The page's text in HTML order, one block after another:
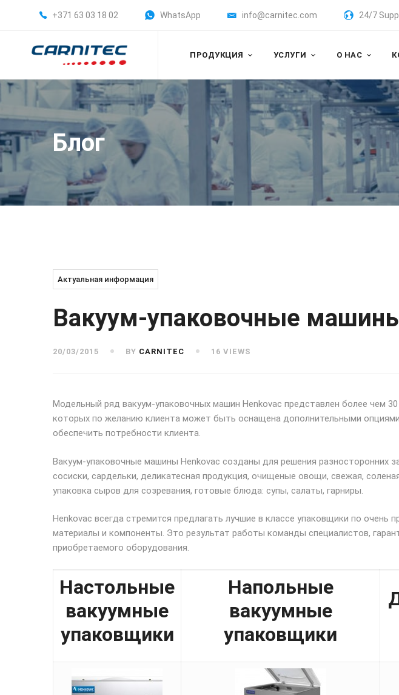
+371 63 03 18 02 WhatsApp info@carnitec.com 24/7
ПРОДУКЦИЯ УСЛУГИ О НАС
Блог
Актуальная информация
Вакуум-упаковочные
20/03/2015 BY CARNITEC 16 VIEWS
Модельный ряд вакуум-упаковочных машин Henkovac представлен более чем
которых по желанию клиента может быть оснащена дополнительными
обеспечить потребности клиента.
Вакуум-упаковочные машины Henkovac созданы для решения разносторонних
сосиски, сардельки, деликатесная продукция, очищеные овощи, свежая,
упаковка сыров для созревания, готовые блюда: супы, салаты, гарниры.
Henkovac всегда стремится предлагать лучшие в классе упаковщики по
материалы и компоненты. Это результат работы команды специалистов,
приобретаемого оборудования.
Настольные
вакуумные
упаковщики
Напольные
вакуумные
упаковщики